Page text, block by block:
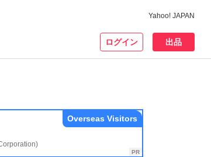
Yahoo! JAPAN
ログイン 出品
Overseas Visitors